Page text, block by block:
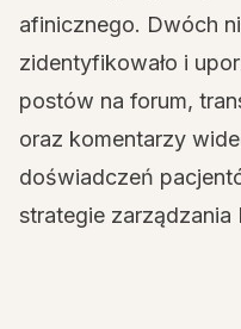
afinicznego. Dwóch
zidentyfikowało i
postów na forum,
oraz komentarzy
doświadczeń
strategie zarządzania